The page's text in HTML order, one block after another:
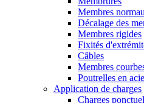
Membres
Décalage des
Membres rigides
Fixités
Câbles
Membres
Poutrelles en
Application de charges
Charges